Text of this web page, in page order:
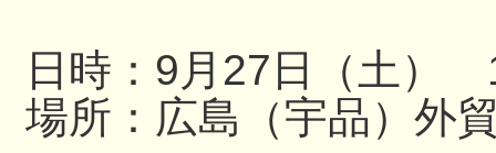
日時：9月27日（土）
場所：広島（宇品）外